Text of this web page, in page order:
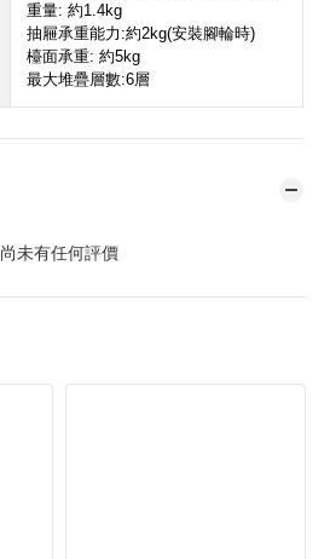
重量: 約1.4kg
抽屜承重能力:約2kg(安裝腳輪時)
檯面承重: 約5kg
最大堆疊層數:6層
尚未有任何評價